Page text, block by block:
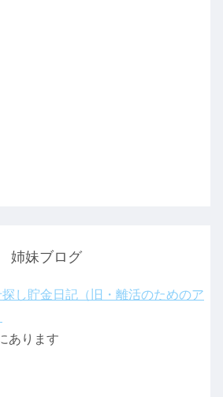
姉妹ブログ
し貯金日記（旧・離活のためのア
あります